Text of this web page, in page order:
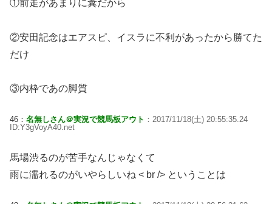
①前走があまりに糞だから
②安田記念はエアスピ、イスラに不利があったから勝てた
だけ
③内枠であの脚質
46： 名無しさん＠実況で競馬板アウト ：2017/11/18(土) 20:55:35.24
ID:Y3gVoyA40.net
馬場渋るのが苦手なんじゃなくて
雨に濡れるのがいやらしいね < br /> ということは